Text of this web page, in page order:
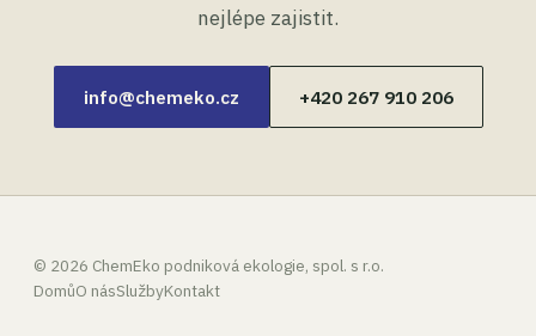
nejlépe zajistit.
info@chemeko.cz +420 267 910 206
© 2026 ChemEko podniková ekologie, spol. s r.o.
DomůO násSlužbyKontakt